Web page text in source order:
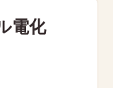
電化